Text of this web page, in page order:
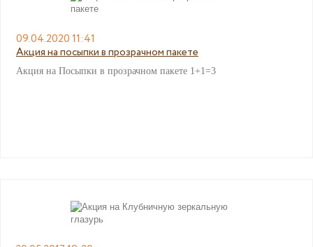
09.04.2020 11:41
Акция на посыпки в прозрачном пакете
Акция на Посыпки в прозрачном пакете 1+1=3